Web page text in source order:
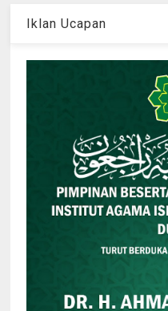
Iklan Ucapan